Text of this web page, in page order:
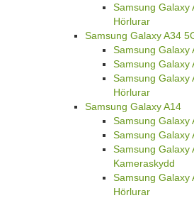
Samsung Galaxy
Hörlurar
Samsung Galaxy A34
Samsung Galaxy
Samsung Galaxy
Samsung Galaxy
Hörlurar
Samsung Galaxy A14
Samsung Galaxy
Samsung Galaxy
Samsung Galaxy
Kameraskydd
Samsung Galaxy
Hörlurar